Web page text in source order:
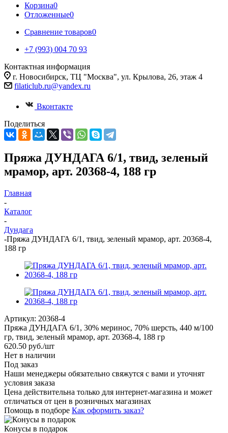
Корзина0
Отложенные0
Сравнение товаров0
+7 (993) 004 70 93
Контактная информация
г. Новосибирск, ТЦ "Москва", ул. Крылова, 26, этаж 4
filaticlub.ru@yandex.ru
Вконтакте
Поделиться
Пряжа ДУНДАГА 6/1, твид, зеленый
мрамор, арт. 20368-4, 188 гр
Главная
-
Каталог
-
Дундага
-Пряжа ДУНДАГА 6/1, твид, зеленый мрамор, арт. 20368-4,
188 гр
Артикул: 20368-4
Пряжа ДУНДАГА 6/1, 30% меринос, 70% шерсть, 440 м/100
гр, твид, зеленый мрамор, арт. 20368-4, 188 гр
620.50 руб./шт
Нет в наличии
Под заказ
Наши менеджеры обязательно свяжутся с вами и уточнят
условия заказа
Цена действительна только для интернет-магазина и может
отличаться от цен в розничных магазинах
Помощь в подборе Как оформить заказ?
Конусы в подарок